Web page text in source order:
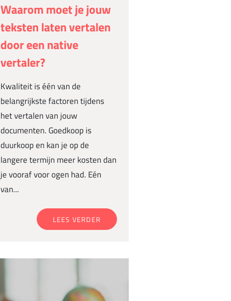
Waarom moet je jouw
teksten laten vertalen
door een native
vertaler?
Kwaliteit is één van de
belangrijkste factoren tijdens
het vertalen van jouw
documenten. Goedkoop is
duurkoop en kan je op de
langere termijn meer kosten dan
je vooraf voor ogen had. Eén
van...
LEES VERDER